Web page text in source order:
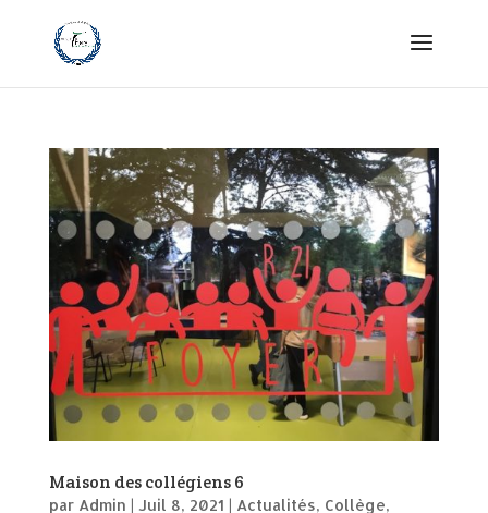
Maison des collégiens 6
par Admin | Juil 8, 2021 | Actualités, Collège,